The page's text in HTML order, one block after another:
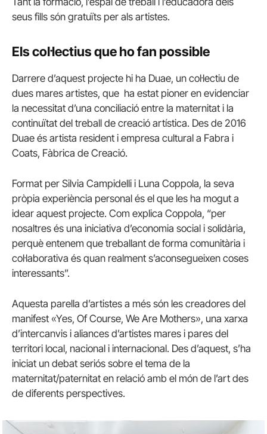
seus fills són gratuïts per als artistes.
Els col·lectius que ho fan possible
Darrere d’aquest projecte hi ha Duae, un col·lectiu de
dues mares artistes, que ha estat pioner en evidenciar
la necessitat d’una conciliació entre la maternitat i la
continuïtat del treball de creació artística. Des de 2016
Duae és artista resident i empresa cultural a Fabra i
Coats, Fàbrica de Creació.
Format per Silvia Campidelli i Luna Coppola, la seva
pròpia experiència personal és el que les ha mogut a
idear aquest projecte. Com explica Coppola, “per
nosaltres és una iniciativa d’economia social i solidària,
perquè entenem que treballant de forma comunitària i
col·laborativa és quan realment s’aconsegueixen coses
interessants”.
Aquesta parella d’artistes a més són les creadores del
manifest «Yes, Of Course, We Are Mothers», una xarxa
d’intercanvis i aliances d’artistes mares i pares del
territori local, nacional i internacional. Des d’aquest, s’ha
iniciat un debat seriós sobre el tema de la
maternitat/paternitat en relació amb el món de l’art des
de diferents perspectives.